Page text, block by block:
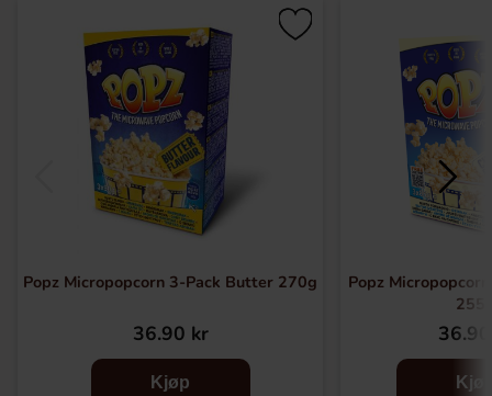
Popz Micropopcorn 3-Pack Butter 270g
36.90 kr
Kjøp
Popz